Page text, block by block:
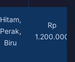
Hitam,
Perak,
Biru
Rp
1.200.000